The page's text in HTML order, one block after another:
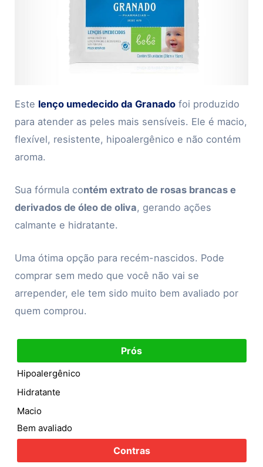
Este lenço umedecido da Granado foi produzido
para atender as peles mais sensíveis. Ele é macio,
flexível, resistente, hipoalergênico e não contém
aroma.
Sua fórmula contém extrato de rosas brancas e
derivados de óleo de oliva, gerando ações
calmante e hidratante.
Uma ótima opção para recém-nascidos. Pode
comprar sem medo que você não vai se
arrepender, ele tem sido muito bem avaliado por
quem comprou.
Prós
Hipoalergênico
Hidratante
Macio
Bem avaliado
Contras